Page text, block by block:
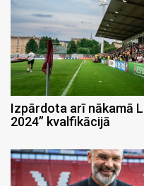
Izpārdota arī nākamā
2024” kvalfikācijā